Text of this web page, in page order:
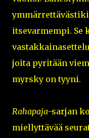
itsevarmempi. Se
joita pyritään
myrsky on tyyni.
Rahapaja-sarjan
miellyttävää